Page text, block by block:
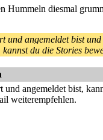
Hummeln diesmal
und angemeldet bist
du die Stories
und angemeldet bist,
weiterempfehlen.